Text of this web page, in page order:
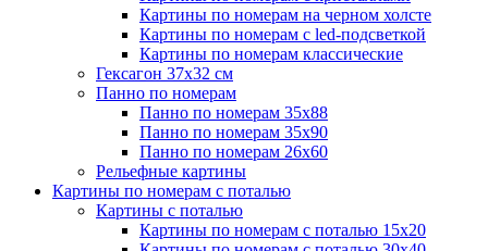
Картины по номерам на черном холсте
Картины по номерам с led-подсветкой
Картины по номерам классические
Гексагон 37х32 см
Панно по номерам
Панно по номерам 35х88
Панно по номерам 35х90
Панно по номерам 26х60
Рельефные картины
Картины по номерам с поталью
Картины с поталью
Картины по номерам с поталью 15х20